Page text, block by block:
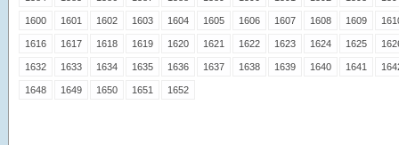
1600 1601 1602 1603 1604 1605 1606 1607 1608 1609
1616 1617 1618 1619 1620 1621 1622 1623 1624 1625
1632 1633 1634 1635 1636 1637 1638 1639 1640 1641
1648 1649 1650 1651 1652